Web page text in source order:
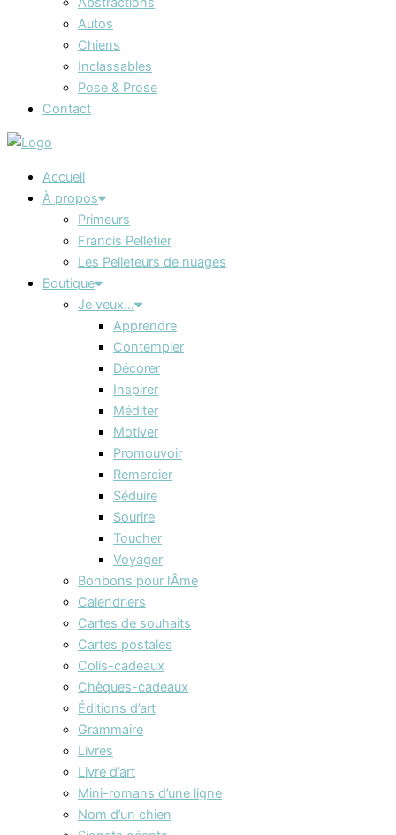
Autos
Chiens
Inclassables
Pose & Prose
Contact
Accueil
À propos
Primeurs
Francis Pelletier
Les Pelleteurs de nuages
Boutique
Je veux…
Apprendre
Contempler
Décorer
Inspirer
Méditer
Motiver
Promouvoir
Remercier
Séduire
Sourire
Toucher
Voyager
Bonbons pour l’Âme
Calendriers
Cartes de souhaits
Cartes postales
Colis-cadeaux
Chèques-cadeaux
Éditions d’art
Grammaire
Livres
Livre d’art
Mini-romans d’une ligne
Nom d’un chien